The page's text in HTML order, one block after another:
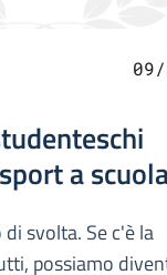
a
svolta. Se c'è la
possiamo